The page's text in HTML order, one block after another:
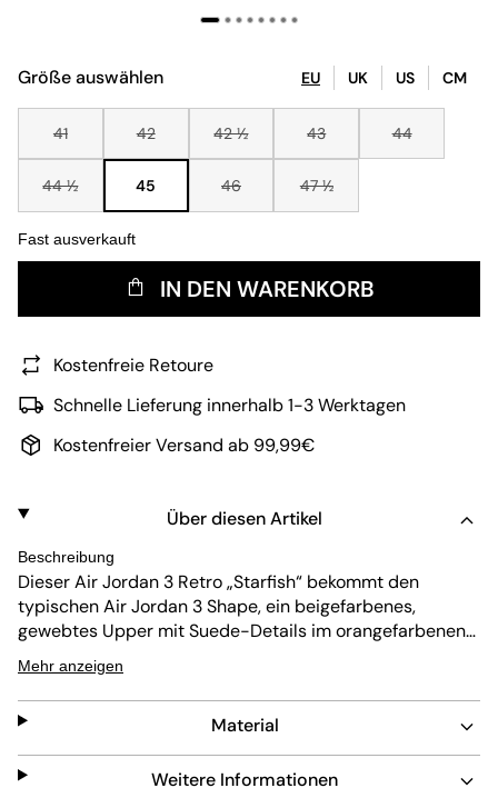
Größe auswählen EU UK US CM
41 42 42 ½ 43 44
44 ½ 45 46 47 ½
Fast ausverkauft
IN DEN WARENKORB
Kostenfreie Retoure
Schnelle Lieferung innerhalb 1-3 Werktagen
Kostenfreier Versand ab 99,99€
Über diesen Artikel
Beschreibung
Dieser Air Jordan 3 Retro „Starfish“ bekommt den
typischen Air Jordan 3 Shape, ein beigefarbenes,
gewebtes Upper mit Suede-Details im orangefarbenen
„Starfish“, ebenfalls orangefarbene Jumpman-Details
sowie natürlich bequeme Polsterungen an der Zunge
und am Schuhkragen und eine Sohle mit Air-Element in
der Ferse.
Mehr anzeigen
Material
Weitere Informationen